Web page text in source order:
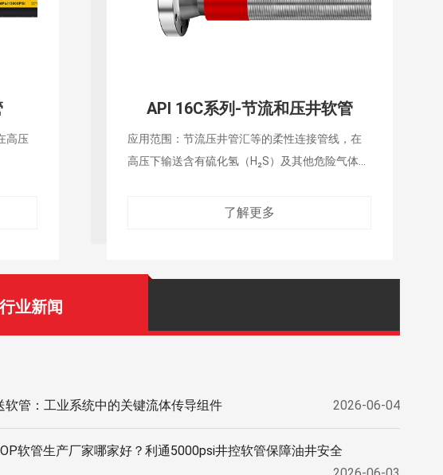
，在
体的
API 16D系列-BOP 井控软管
应用范围：在井控系统中用于远程控制防喷器开
合，在高压下输送液压油
了解更多
行业新闻
软管：工业系统中的关键流体传导组件 2026-06-04
软管生产厂家哪家好？利通5000psi井控软管保障油井安全